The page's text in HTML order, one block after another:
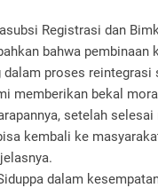
Registrasi dan
bahwa pembinaan
dalam proses reintegrasi
memberikan bekal
setelah
kembali ke
dalam